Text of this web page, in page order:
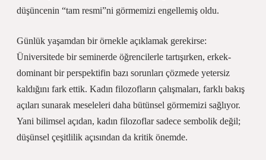
düşüncenin “tam resmi”ni görmemizi engellemiş oldu.
Günlük yaşamdan bir örnekle açıklamak gerekirse:
Üniversitede bir seminerde öğrencilerle tartışırken, erkek-
dominant bir perspektifin bazı sorunları çözmede yetersiz
kaldığını fark ettik. Kadın filozofların çalışmaları, farklı bakış
açıları sunarak meseleleri daha bütünsel görmemizi sağlıyor.
Yani bilimsel açıdan, kadın filozoflar sadece sembolik değil;
düşünsel çeşitlilik açısından da kritik önemde.